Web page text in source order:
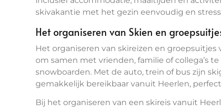
skivakantie met het gezin eenvoudig en
Het organiseren van Skien en
Het organiseren van skireizen en
om samen met vrienden, familie of collega’s
snowboarden. Met de auto, trein of bus zijn
gemakkelijk bereikbaar vanuit Heerlen,
Bij het organiseren van een skireis vanuit